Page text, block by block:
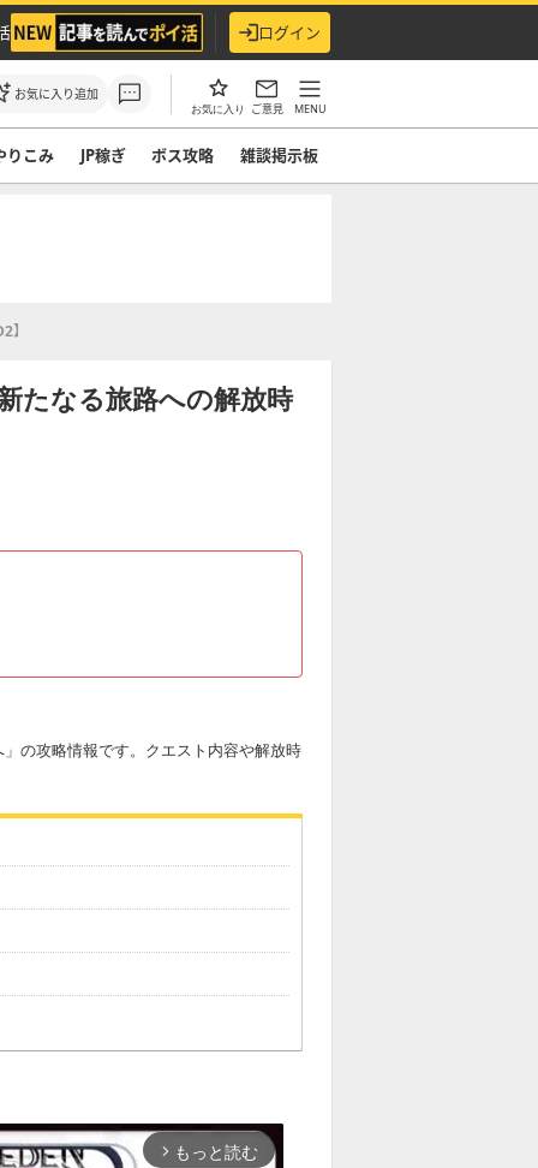
ログイン
お気に入り追加
お気に入り ご意見 MENU
りこみ JP稼ぎ ボス攻略 雑談掲示板
】
たなる旅路への解放時
の攻略情報です。クエスト内容や解放時
arrow_forward_ios もっと読む